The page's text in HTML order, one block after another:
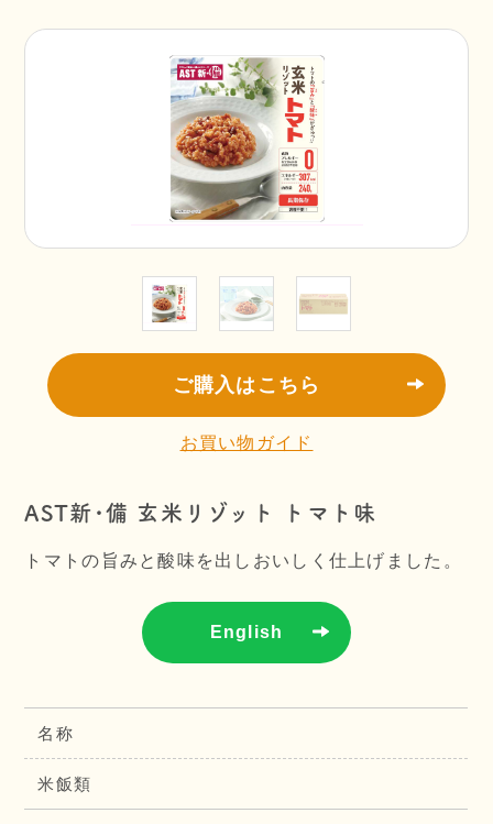
ご購入はこちら
お買い物ガイド
AST新･備 玄米リゾット トマト味
トマトの旨みと酸味を出しおいしく仕上げました。
English
名称
米飯類